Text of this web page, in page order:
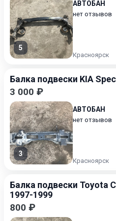
5
АВТОБАН
нет отзывов
Красноярск
Балка подвески KIA
3 000 ₽
3
АВТОБАН
нет отзывов
Красноярск
Балка подвески Toyota
1997-1999
800 ₽